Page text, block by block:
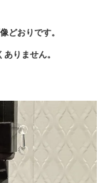
どおりです。
りません。